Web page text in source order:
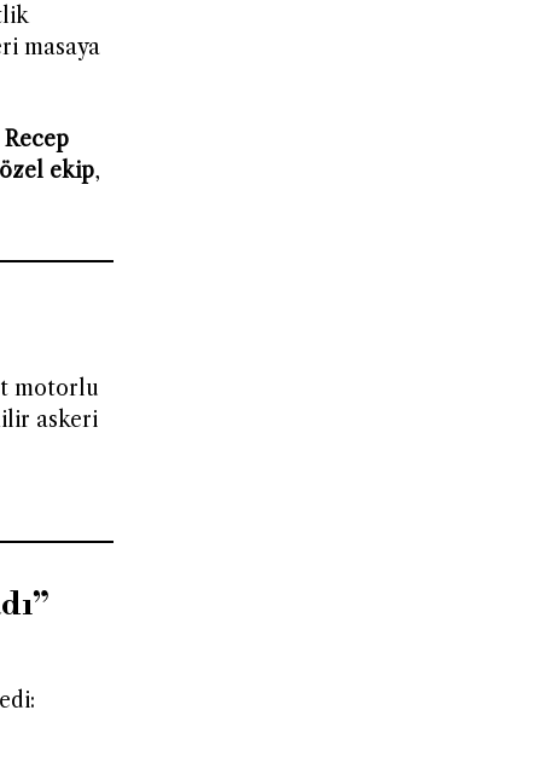
masaya
Recep
ekip,
motorlu
askeri